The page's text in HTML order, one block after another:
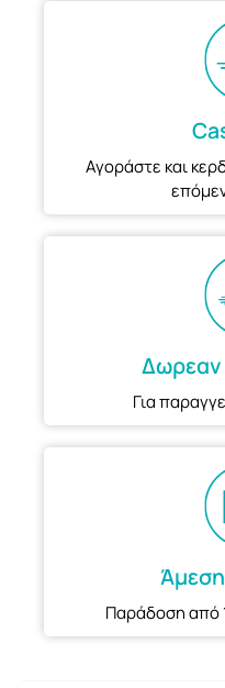
Αγοράστε και
Δωρεαν
Για
Παράδοση από